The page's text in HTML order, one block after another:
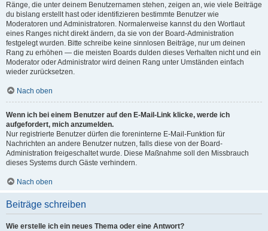
Ränge, die unter deinem Benutzernamen stehen, zeigen an, wie viele Beiträge
du bislang erstellt hast oder identifizieren bestimmte Benutzer wie
Moderatoren und Administratoren. Normalerweise kannst du den Wortlaut
eines Ranges nicht direkt ändern, da sie von der Board-Administration
festgelegt wurden. Bitte schreibe keine sinnlosen Beiträge, nur um deinen
Rang zu erhöhen — die meisten Boards dulden dieses Verhalten nicht und ein
Moderator oder Administrator wird deinen Rang unter Umständen einfach
wieder zurücksetzen.
Nach oben
Wenn ich bei einem Benutzer auf den E-Mail-Link klicke, werde ich
aufgefordert, mich anzumelden.
Nur registrierte Benutzer dürfen die foreninterne E-Mail-Funktion für
Nachrichten an andere Benutzer nutzen, falls diese von der Board-
Administration freigeschaltet wurde. Diese Maßnahme soll den Missbrauch
dieses Systems durch Gäste verhindern.
Nach oben
Beiträge schreiben
Wie erstelle ich ein neues Thema oder eine Antwort?